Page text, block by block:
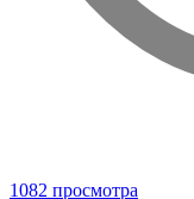
1082 просмотра